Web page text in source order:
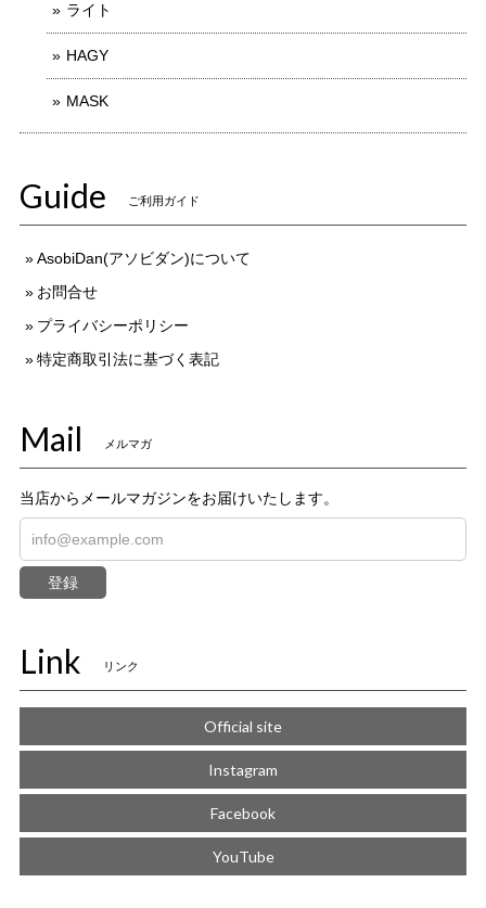
ライト
HAGY
MASK
Guide ご利用ガイド
AsobiDan(アソビダン)について
お問合せ
プライバシーポリシー
特定商取引法に基づく表記
Mail メルマガ
当店からメールマガジンをお届けいたします。
登録
Link リンク
Official site
Instagram
Facebook
YouTube